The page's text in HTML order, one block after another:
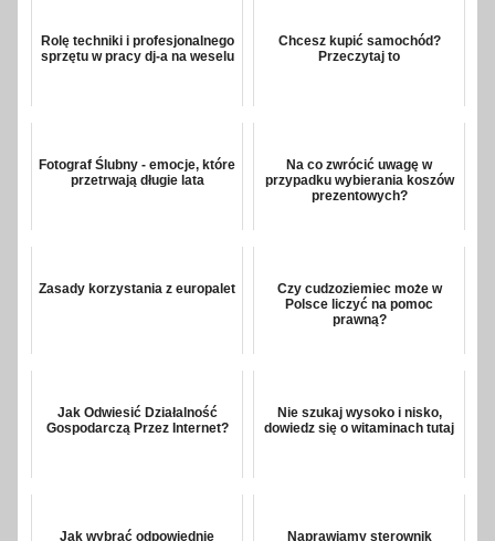
Rolę techniki i profesjonalnego
sprzętu w pracy dj-a na weselu
Chcesz kupić samochód?
Przeczytaj to
Fotograf Ślubny - emocje, które
przetrwają długie lata
Na co zwrócić uwagę w
przypadku wybierania koszów
prezentowych?
Zasady korzystania z europalet
Czy cudzoziemiec może w
Polsce liczyć na pomoc
prawną?
Jak Odwiesić Działalność
Gospodarczą Przez Internet?
Nie szukaj wysoko i nisko,
dowiedz się o witaminach tutaj
Jak wybrać odpowiednie Naprawiamy sterownik